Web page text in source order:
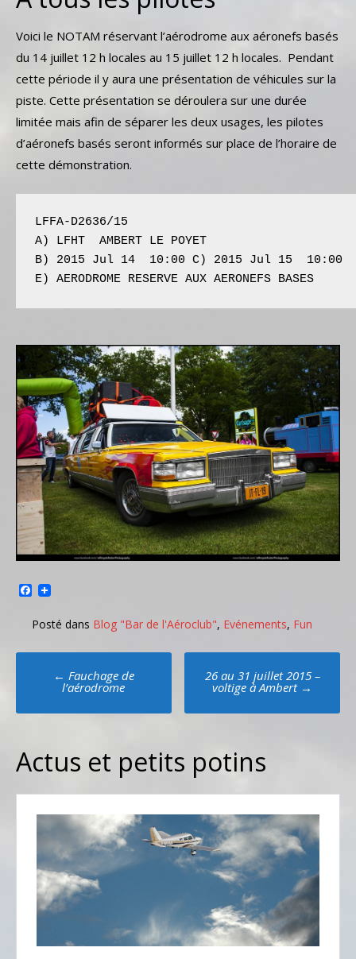
Voici le NOTAM réservant l’aérodrome aux aéronefs basés
du 14 juillet 12 h locales au 15 juillet 12 h locales. Pendant
cette période il y aura une présentation de véhicules sur la
piste. Cette présentation se déroulera sur une durée
limitée mais afin de séparer les deux usages, les pilotes
d’aéronefs basés seront informés sur place de l’horaire de
cette démonstration.
LFFA-D2636/15
A) LFHT  AMBERT LE POYET
B) 2015 Jul 14  10:00 C) 2015 Jul 15  10:00
E) AERODROME RESERVE AUX AERONEFS BASES
Facebook
Posté dans Blog "Bar de l'Aéroclub", Evénements, Fun
Poste
navigation
← Fauchage de
l’aérodrome
26 au 31 juillet 2015 –
voltige à Ambert →
Actus et petits potins